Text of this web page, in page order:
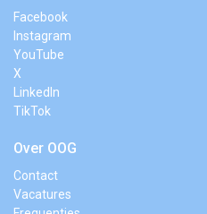
Facebook
Instagram
YouTube
X
LinkedIn
TikTok
Over OOG
Contact
Vacatures